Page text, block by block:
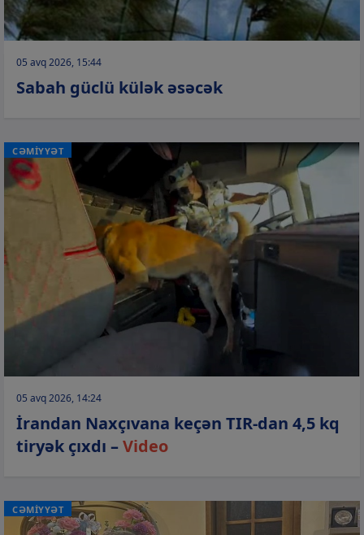
05 avq 2026, 15:44
Sabah güclü külək əsəcək
CƏMİYYƏT
05 avq 2026, 14:24
İrandan Naxçıvana keçən TIR-dan 4,5 kq
tiryək çıxdı –Video
CƏMİYYƏT